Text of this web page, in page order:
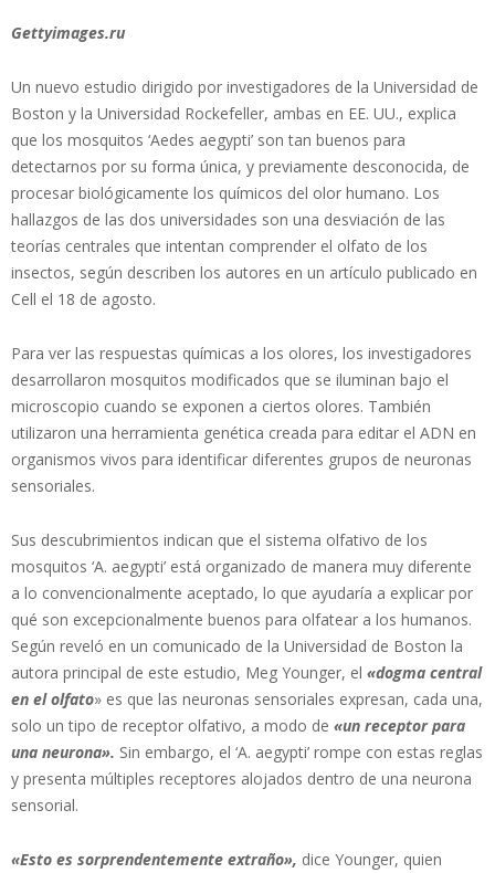
Gettyimages.ru
Un nuevo estudio dirigido por investigadores de la Universidad de
Boston y la Universidad Rockefeller, ambas en EE. UU., explica
que los mosquitos ‘Aedes aegypti’ son tan buenos para
detectarnos por su forma única, y previamente desconocida, de
procesar biológicamente los químicos del olor humano. Los
hallazgos de las dos universidades son una desviación de las
teorías centrales que intentan comprender el olfato de los
insectos, según describen los autores en un artículo publicado en
Cell el 18 de agosto.
Para ver las respuestas químicas a los olores, los investigadores
desarrollaron mosquitos modificados que se iluminan bajo el
microscopio cuando se exponen a ciertos olores. También
utilizaron una herramienta genética creada para editar el ADN en
organismos vivos para identificar diferentes grupos de neuronas
sensoriales.
Sus descubrimientos indican que el sistema olfativo de los
mosquitos ‘A. aegypti’ está organizado de manera muy diferente
a lo convencionalmente aceptado, lo que ayudaría a explicar por
qué son excepcionalmente buenos para olfatear a los humanos.
Según reveló en un comunicado de la Universidad de Boston la
autora principal de este estudio, Meg Younger, el «dogma central
en el olfato» es que las neuronas sensoriales expresan, cada una,
solo un tipo de receptor olfativo, a modo de «un receptor para
una neurona». Sin embargo, el ‘A. aegypti’ rompe con estas reglas
y presenta múltiples receptores alojados dentro de una neurona
sensorial.
«Esto es sorprendentemente extraño», dice Younger, quien